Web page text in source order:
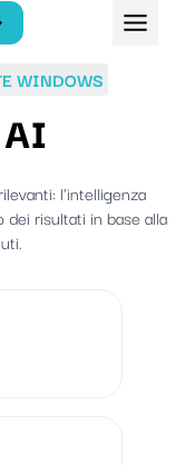
WINDOWS
l'intelligenza
risultati in base alla